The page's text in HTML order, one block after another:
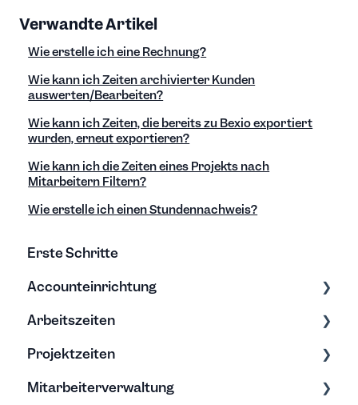
Verwandte Artikel
Wie erstelle ich eine Rechnung?
Wie kann ich Zeiten archivierter Kunden
auswerten/Bearbeiten?
Wie kann ich Zeiten, die bereits zu Bexio exportiert
wurden, erneut exportieren?
Wie kann ich die Zeiten eines Projekts nach
Mitarbeitern Filtern?
Wie erstelle ich einen Stundennachweis?
Erste Schritte
Accounteinrichtung
Einstellungen
Export/Import & Backups
Hilfe & Tipps
Arbeitszeiten
Zeiten erfassen
Zeiten bearbeiten
Projektzeiten
Erfassung & Bearbeitung
Mitarbeiterverwaltung